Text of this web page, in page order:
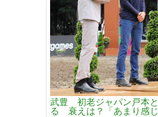
武豊 初老ジャパン戸本と
る 衰えは？「あまり感